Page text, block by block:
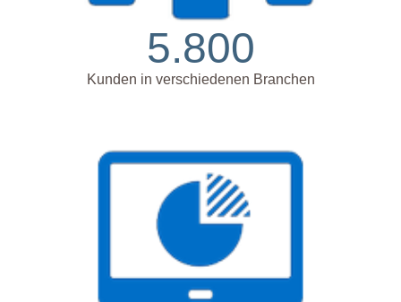
5.800
Kunden in verschiedenen Branchen